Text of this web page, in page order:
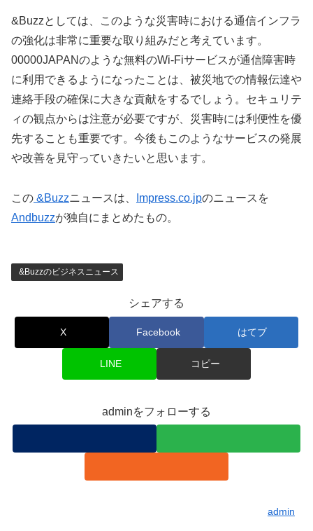
&Buzzとしては、このような災害時における通信インフラ
の強化は非常に重要な取り組みだと考えています。
00000JAPANのような無料のWi-Fiサービスが通信障害時
に利用できるようになったことは、被災地での情報伝達や
連絡手段の確保に大きな貢献をするでしょう。セキュリテ
ィの観点からは注意が必要ですが、災害時には利便性を優
先することも重要です。今後もこのようなサービスの発展
や改善を見守っていきたいと思います。
この &Buzzニュースは、 Impress.co.jpのニュースを
Andbuzzが独自にまとめたもの。
&Buzzのビジネスニュース
シェアする
X Facebook はてブ
LINE コピー
adminをフォローする
admin